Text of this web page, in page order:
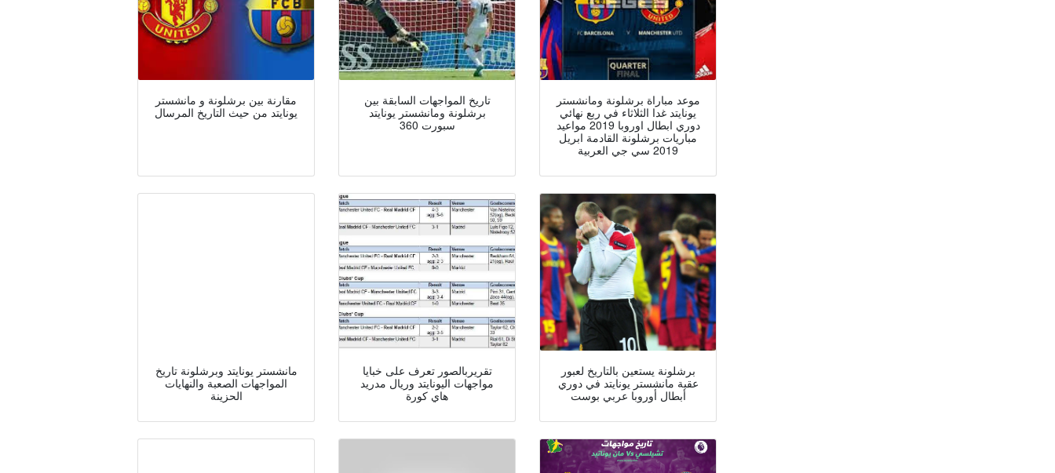
مقارنة بين برشلونة و مانشستر
يونايتد من حيث التاريخ المرسال
تاريخ المواجهات السابقة بين
برشلونة ومانشستر يونايتد
سبورت 360
موعد مباراة برشلونة ومانشستر
يونايتد غدا الثلاثاء في ربع نهائي
دوري ابطال اوروبا 2019 مواعيد
مباريات برشلونة القادمة ابريل
2019 سي جي العربية
مانشستر يونايتد وبرشلونة تاريخ
المواجهات الصعبة والنهايات
الحزينة
تقريربالصور تعرف على خبايا
مواجهات اليونايتد وريال مدريد
هاي كورة
برشلونة يستعين بالتاريخ لعبور
عقبة مانشستر يونايتد في دوري
أبطال أوروبا عربي بوست